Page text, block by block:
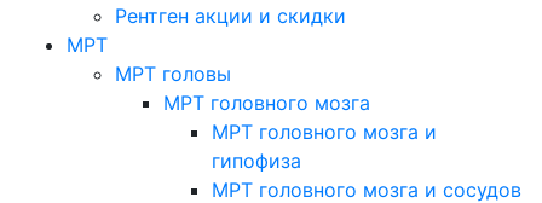
Рентген акции и скидки
МРТ
МРТ головы
МРТ головного мозга
МРТ головного мозга и
гипофиза
МРТ головного мозга и сосудов